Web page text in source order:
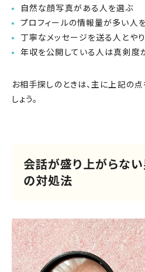
自然な顔写真がある人を選ぶ
プロフィールの情報量が多い人
丁寧なメッセージを送る人とや
年収を公開している人は真剣度
お相手探しのときは、主に上記の
しょう。
会話が盛り上がらな
の対処法